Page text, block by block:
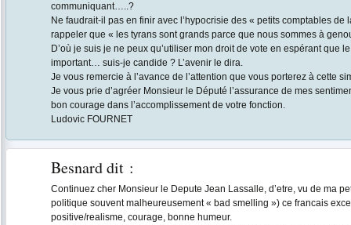
communiquant…..?
Ne faudrait-il pas en finir avec l’hypocrisie des « petits comptables de
rappeler que « les tyrans sont grands parce que nous sommes à
D’où je suis je ne peux qu’utiliser mon droit de vote en espérant que
important… suis-je candide ? L’avenir le dira.
Je vous remercie à l’avance de l’attention que vous porterez à cette
Je vous prie d’agréer Monsieur le Député l’assurance de mes
bon courage dans l’accomplissement de votre fonction.
Ludovic FOURNET
Besnarddit :
Continuez cher Monsieur le Depute Jean Lassalle, d’etre, vu de ma
politique souvent malheureusement « bad smelling ») ce francais
positive/realisme, courage, bonne humeur.